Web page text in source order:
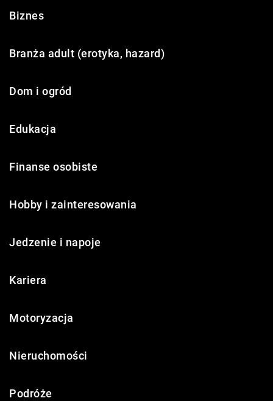
Biznes
Branża adult (erotyka, hazard)
Dom i ogród
Edukacja
Finanse osobiste
Hobby i zainteresowania
Jedzenie i napoje
Kariera
Motoryzacja
Nieruchomości
Podróże